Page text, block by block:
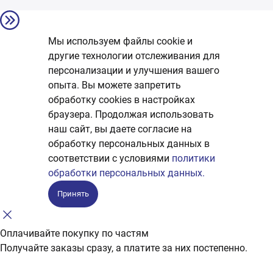
Мы используем файлы cookie и
другие технологии отслеживания для
персонализации и улучшения вашего
опыта. Вы можете запретить
обработку сookies в настройках
браузера. Продолжая использовать
наш сайт, вы даете согласие на
обработку персональных данных в
соответствии с условиями политики
обработки персональных данных.
Принять
Оплачивайте покупку по частям
Получайте заказы сразу, а платите за них постепенно.